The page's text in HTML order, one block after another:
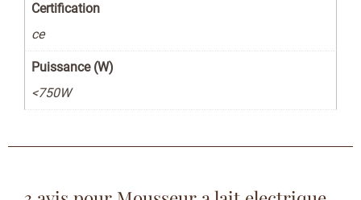
Certification
ce
Puissance (W)
<750W